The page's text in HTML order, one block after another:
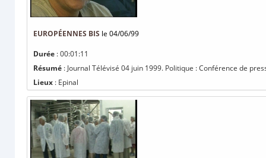
EUROPÉENNES BIS le 04/06/99
Durée : 00:01:11
Résumé : Journal Télévisé 04 juin 1999. Politique : Conférence de
Lieux : Epinal